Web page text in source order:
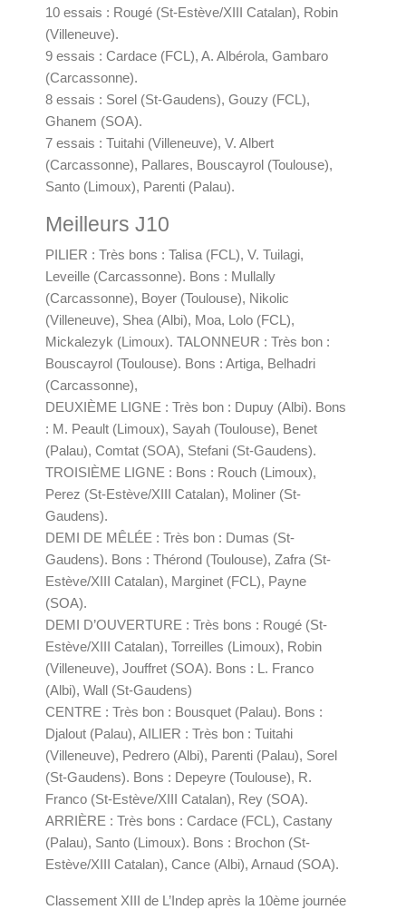
10 essais : Rougé (St-Estève/XIII Catalan), Robin
(Villeneuve).
9 essais : Cardace (FCL), A. Albérola, Gambaro
(Carcassonne).
8 essais : Sorel (St-Gaudens), Gouzy (FCL),
Ghanem (SOA).
7 essais : Tuitahi (Villeneuve), V. Albert
(Carcassonne), Pallares, Bouscayrol (Toulouse),
Santo (Limoux), Parenti (Palau).
Meilleurs J10
PILIER : Très bons : Talisa (FCL), V. Tuilagi,
Leveille (Carcassonne). Bons : Mullally
(Carcassonne), Boyer (Toulouse), Nikolic
(Villeneuve), Shea (Albi), Moa, Lolo (FCL),
Mickalezyk (Limoux). TALONNEUR : Très bon :
Bouscayrol (Toulouse). Bons : Artiga, Belhadri
(Carcassonne),
DEUXIÈME LIGNE : Très bon : Dupuy (Albi). Bons
: M. Peault (Limoux), Sayah (Toulouse), Benet
(Palau), Comtat (SOA), Stefani (St-Gaudens).
TROISIÈME LIGNE : Bons : Rouch (Limoux),
Perez (St-Estève/XIII Catalan), Moliner (St-
Gaudens).
DEMI DE MÊLÉE : Très bon : Dumas (St-
Gaudens). Bons : Thérond (Toulouse), Zafra (St-
Estève/XIII Catalan), Marginet (FCL), Payne
(SOA).
DEMI D’OUVERTURE : Très bons : Rougé (St-
Estève/XIII Catalan), Torreilles (Limoux), Robin
(Villeneuve), Jouffret (SOA). Bons : L. Franco
(Albi), Wall (St-Gaudens)
CENTRE : Très bon : Bousquet (Palau). Bons :
Djalout (Palau), AILIER : Très bon : Tuitahi
(Villeneuve), Pedrero (Albi), Parenti (Palau), Sorel
(St-Gaudens). Bons : Depeyre (Toulouse), R.
Franco (St-Estève/XIII Catalan), Rey (SOA).
ARRIÈRE : Très bons : Cardace (FCL), Castany
(Palau), Santo (Limoux). Bons : Brochon (St-
Estève/XIII Catalan), Cance (Albi), Arnaud (SOA).
Classement XIII de L’Indep après la 10ème journée